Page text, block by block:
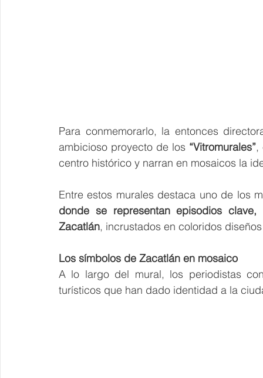
Para conmemorarlo, la entonces
ambicioso proyecto de los “Vitromurales”,
centro histórico y narran en mosaicos la
Entre estos murales destaca uno de los
donde se representan episodios
Zacatlán, incrustados en coloridos
Los símbolos de Zacatlán en mosaico
A lo largo del mural, los periodistas
turísticos que han dado identidad a la